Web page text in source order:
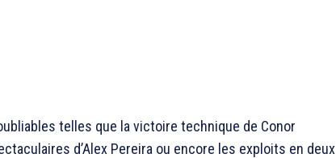
telles que la victoire technique de Conor
d’Alex Pereira ou encore les exploits en deux